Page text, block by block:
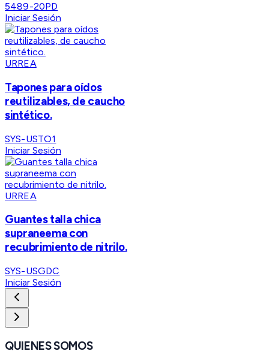
5489-20PD
Iniciar Sesión
URREA
Tapones para oídos
reutilizables, de caucho
sintético.
SYS-USTO1
Iniciar Sesión
URREA
Guantes talla chica
supraneema con
recubrimiento de nitrilo.
SYS-USGDC
Iniciar Sesión
QUIENES SOMOS